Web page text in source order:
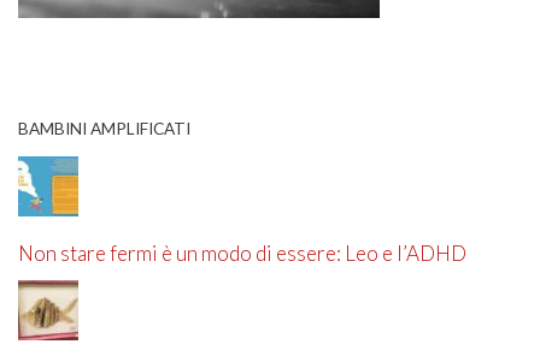
BAMBINI AMPLIFICATI
Non stare fermi è un modo di essere: Leo e l’ADHD